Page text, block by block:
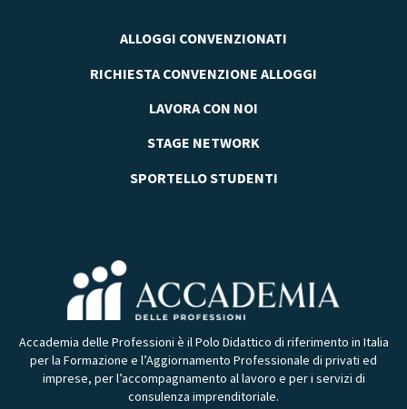
ALLOGGI CONVENZIONATI
RICHIESTA CONVENZIONE ALLOGGI
LAVORA CON NOI
STAGE NETWORK
SPORTELLO STUDENTI
Accademia delle Professioni è il Polo Didattico di riferimento in Italia
per la Formazione e l’Aggiornamento Professionale di privati ed
imprese, per l’accompagnamento al lavoro e per i servizi di
consulenza imprenditoriale.